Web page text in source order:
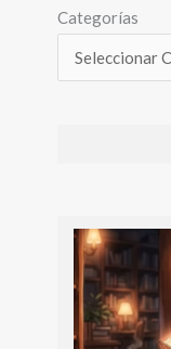
Categorías